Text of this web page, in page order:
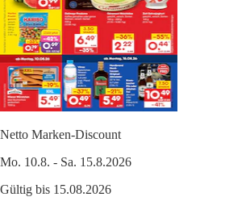
Netto Marken-Discount
Mo. 10.8. - Sa. 15.8.2026
Gültig bis 15.08.2026